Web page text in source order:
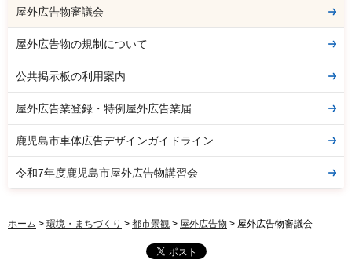
屋外広告物審議会
屋外広告物の規制について
公共掲示板の利用案内
屋外広告業登録・特例屋外広告業届
鹿児島市車体広告デザインガイドライン
令和7年度鹿児島市屋外広告物講習会
ホーム > 環境・まちづくり > 都市景観 > 屋外広告物 > 屋外広告物審議会